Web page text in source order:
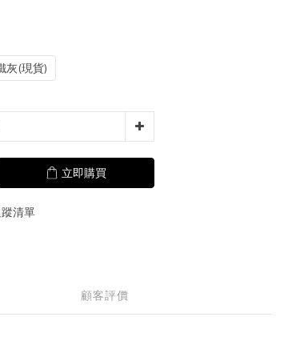
灰(現貨)
立即購買
清單
顧客評價